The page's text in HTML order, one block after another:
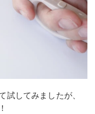
試してみましたが、